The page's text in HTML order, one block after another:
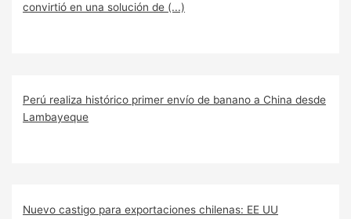
convirtió en una solución de (...)
Perú realiza histórico primer envío de banano a China desde
Lambayeque
Nuevo castigo para exportaciones chilenas: EE UU